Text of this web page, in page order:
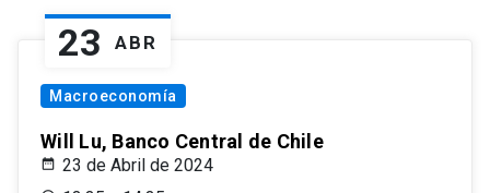
23 ABR
Macroeconomía
Will Lu, Banco Central de Chile
23 de Abril de 2024